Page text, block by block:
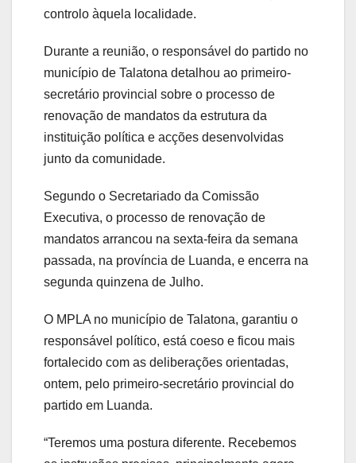
controlo àquela localidade.
Durante a reunião, o responsável do partido no
município de Talatona detalhou ao primeiro-
secretário provincial sobre o processo de
renovação de mandatos da estrutura da
instituição política e acções desenvolvidas
junto da comunidade.
Segundo o Secretariado da Comissão
Executiva, o processo de renovação de
mandatos arrancou na sexta-feira da semana
passada, na província de Luanda, e encerra na
segunda quinzena de Julho.
O MPLA no município de Talatona, garantiu o
responsável político, está coeso e ficou mais
fortalecido com as deliberações orientadas,
ontem, pelo primeiro-secretário provincial do
partido em Luanda.
“Teremos uma postura diferente. Recebemos